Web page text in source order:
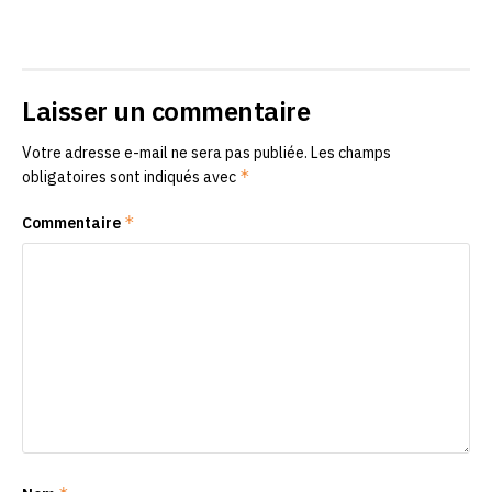
Laisser un commentaire
Votre adresse e-mail ne sera pas publiée. Les champs
obligatoires sont indiqués avec *
Commentaire *